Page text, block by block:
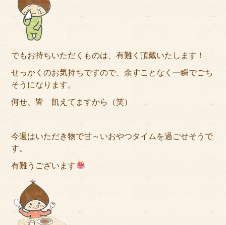
でもお持ちいただくものは、有難く頂戴いたします！
せっかくのお気持ちですので、余すことなく一瞬でごち
そうになります。
何せ、皆 飢えてますから（笑）
今週はいただき物で甘～いおやつタイムを過ごせそうで
す。
有難うございます